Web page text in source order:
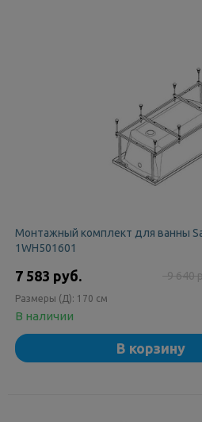
Монтажный комплект для ванны
1WH501601
7 583 руб. 9 640
Размеры (Д): 170 см
В наличии
В корзину